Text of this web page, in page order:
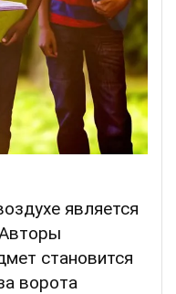
является
становится
ворота